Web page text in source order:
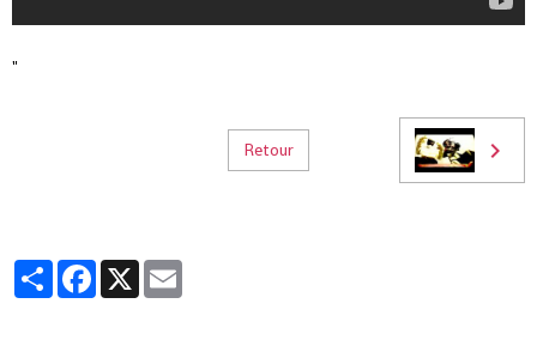
"
Retour
PartagerFacebook
X